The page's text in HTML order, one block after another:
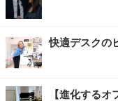
快適デスクの
【進化するオ